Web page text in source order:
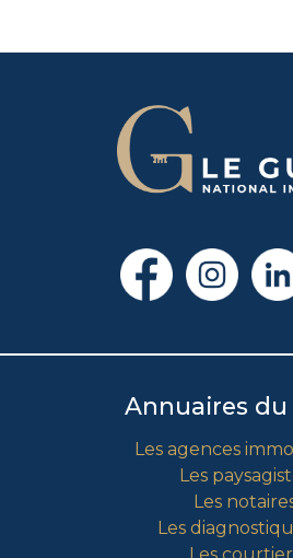
Annuaires du
Les agences
Les
Les
Les